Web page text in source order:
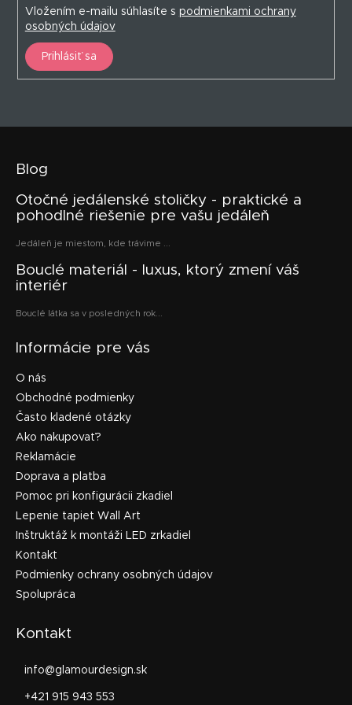
Vložením e-mailu súhlasíte s podmienkami ochrany
osobných údajov
Prihlásiť sa
Blog
Otočné jedálenské stoličky - praktické a
pohodlné riešenie pre vašu jedáleň
Jedáleň je miestom, kde trávime ...
Bouclé materiál - luxus, ktorý zmení váš
interiér
Bouclé látka sa v posledných rok...
Informácie pre vás
O nás
Obchodné podmienky
Často kladené otázky
Ako nakupovať?
Reklamácie
Doprava a platba
Pomoc pri konfigurácii zkadiel
Lepenie tapiet Wall Art
Inštruktáž k montáži LED zrkadiel
Kontakt
Podmienky ochrany osobných údajov
Spolupráca
Kontakt
info@glamourdesign.sk
+421 915 943 553